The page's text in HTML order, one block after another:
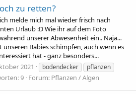
zu retten?
melde mich mal wieder frisch nach
Urlaub :D Wie ihr auf dem Foto
unserer Abwesenheit ein.. Naja...
Babies schimpfen, auch wenn es
hat - ganz besonders...
2021 bodendecker
pflanzen
9 Forum: Pflanzen / Algen